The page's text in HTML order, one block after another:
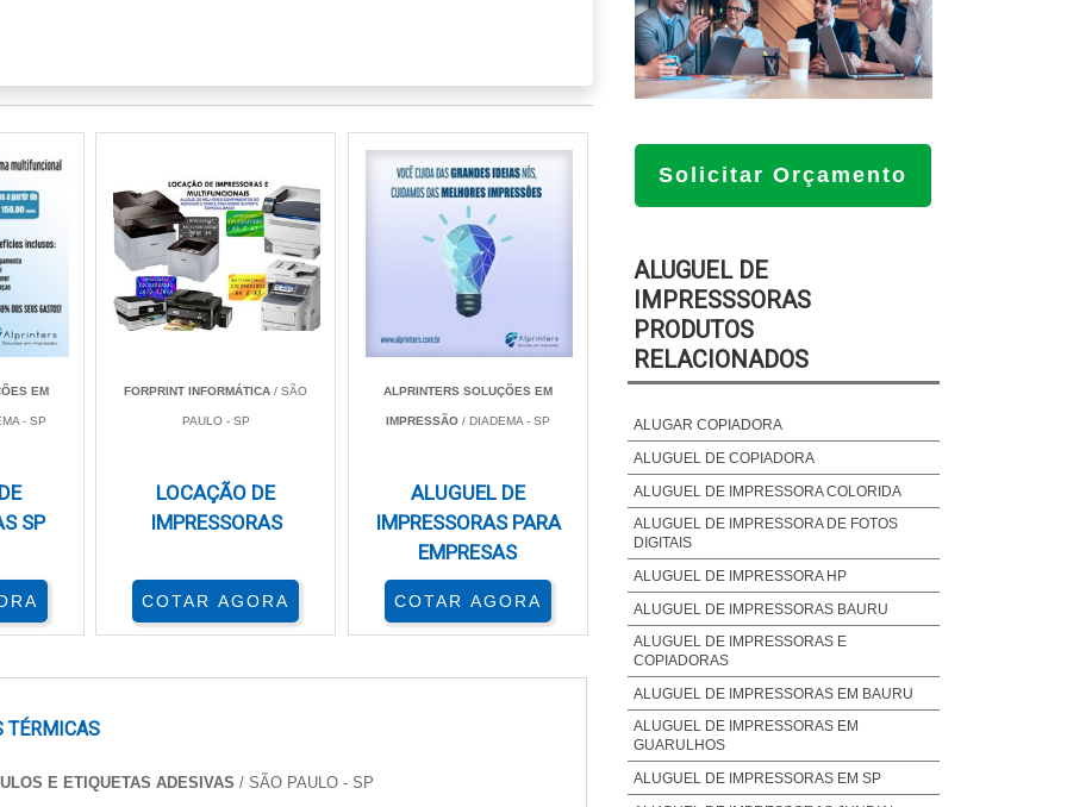
portáteis A4 é de pelo menos 200 dpi. Modelos mais
x 2400 dpi, garantindo uma qualidade de impressão superior,
impressoras portáteis vêm equipadas com conectividade
impressão direta de dispositivos móveis. Essa funcionalidade é
pequeno a médio porte. Além disso, o consumo de energia é um
com certificação Energy Star tendem a ser mais eficientes,
para transporte. Muitas delas são leves, pesando em média
viagens. Além disso, o tamanho compacto permite que sejam
muito espaço.
é essencial para garantir que o equipamento resista ao uso
EM
- SP
SP
FORPRINT INFORMÁTICA / SÃO
PAULO - SP
LOCAÇÃO DE
IMPRESSORAS
COTAR AGORA
ALPRINTERS SOLUÇÕES EM
IMPRESSÃO/ DIADEMA - SP
ALUGUEL DE
IMPRESSORAS PARA
EMPRESAS
COTAR AGORA
TÉRMICAS
E ETIQUETAS ADESIVAS / SÃO PAULO - SP
Solicitar Orçamento
ALUGUEL DE
IMPRESSSORAS
PRODUTOS
RELACIONADOS
ALUGAR COPIADORA
ALUGUEL DE COPIADORA
ALUGUEL DE IMPRESSORA COLORIDA
ALUGUEL DE IMPRESSORA DE FOTOS
DIGITAIS
ALUGUEL DE IMPRESSORA HP
ALUGUEL DE IMPRESSORAS BAURU
ALUGUEL DE IMPRESSORAS E
COPIADORAS
ALUGUEL DE IMPRESSORAS EM BAURU
ALUGUEL DE IMPRESSORAS EM
GUARULHOS
ALUGUEL DE IMPRESSORAS EM SP